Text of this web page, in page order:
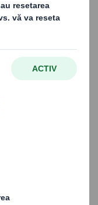
și
în îndeplinirea
care lucrăm
și
noștri
le aplicăm